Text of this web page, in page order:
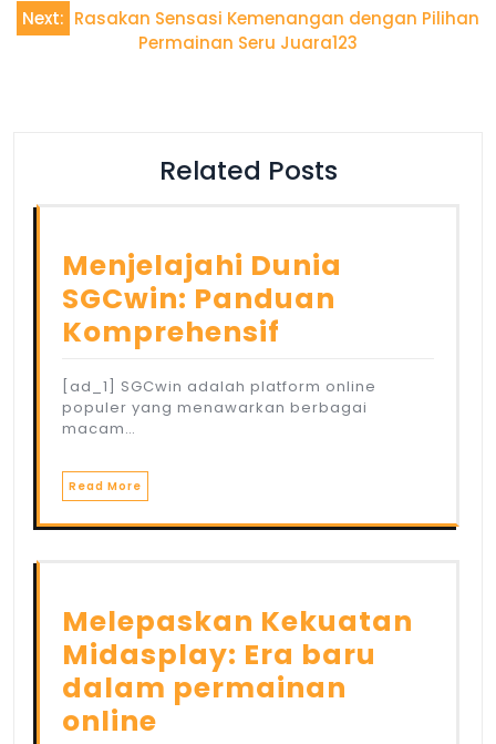
Next: Rasakan Sensasi Kemenangan dengan Pilihan
Permainan Seru Juara123
Related Posts
Menjelajahi Dunia
SGCwin: Panduan
Komprehensif
[ad_1] SGCwin adalah platform online
populer yang menawarkan berbagai
macam…
Read More
Melepaskan Kekuatan
Midasplay: Era baru
dalam permainan
online